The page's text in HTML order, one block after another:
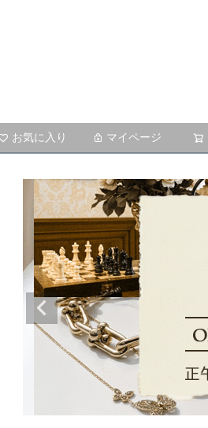
お気に入り マイページ